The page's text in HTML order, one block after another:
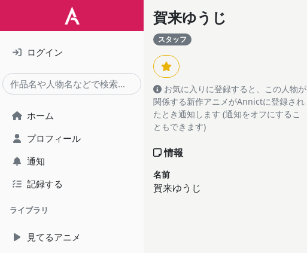
ログイン
ホーム
プロフィール
通知
記録する
ライブラリ
見てるアニメ
賀来ゆうじ
スタッフ
お気に入りに登録すると、この人物が
関係する新作アニメがAnnictに登録され
たとき通知します (通知をオフにするこ
ともできます)
情報
名前
賀来ゆうじ